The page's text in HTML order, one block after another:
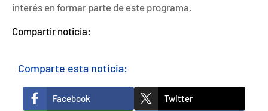
interés en formar parte de este programa.
Compartir noticia:
Comparte esta noticia:
Facebook Twitter